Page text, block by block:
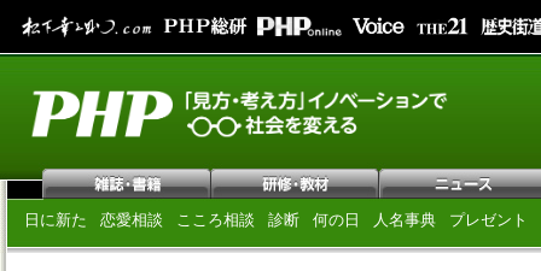
日に新た 恋愛相談 こころ相談 診断 何の日 人名事典 プレゼント